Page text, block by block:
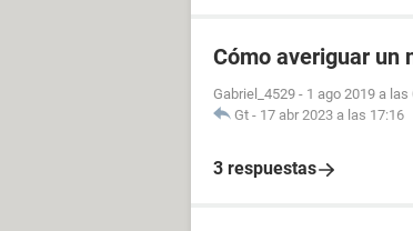
Cómo averiguar un
Gabriel_4529 - 1 ago 2019 a las
Gt - 17 abr 2023 a las 17:16
3 respuestas